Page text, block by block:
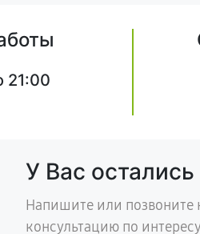
21:00
У Вас
Напишите или позвоните
консультацию по